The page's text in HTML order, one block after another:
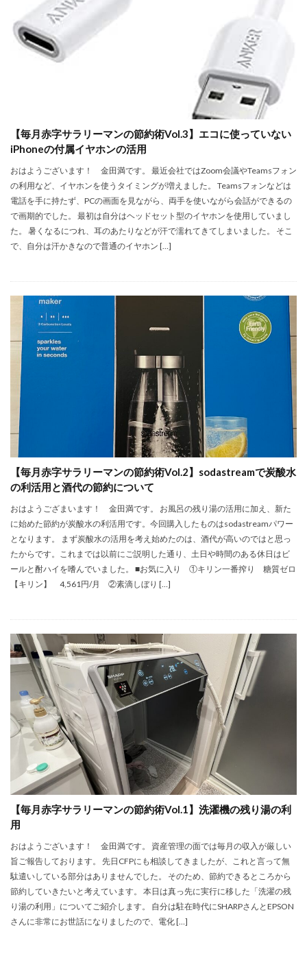
【毎月赤字サラリーマンの節約術Vol.3】エコに使っていない
iPhoneの付属イヤホンの活用
おはようございます！ 金田満です。 最近会社ではZoom会議やTeamsフォン
の利用など、イヤホンを使うタイミングが増えました。 Teamsフォンなどは
電話を手に持たず、PCの画面を見ながら、両手を使いながら会話ができるの
で画期的でした。 最初は自分はヘッドセット型のイヤホンを使用していまし
た。 暑くなるにつれ、耳のあたりなどが汗で濡れてきてしまいました。 そこ
で、自分は汗かきなので普通のイヤホン […]
【毎月赤字サラリーマンの節約術Vol.2】sodastreamで炭酸水
の利活用と酒代の節約について
おはようござまいます！ 金田満です。 お風呂の残り湯の活用に加え、新た
に始めた節約が炭酸水の利活用です。今回購入したものはsodastreamパワー
となります。 まず炭酸水の活用を考え始めたのは、酒代が高いのではと思っ
たからです。これまでは以前にご説明した通り、土日や時間のある休日はビ
ールと酎ハイを嗜んでいました。 ■お気に入り ①キリン一番搾り 糖質ゼロ
【キリン】 4,561円/月 ②素滴しぼり […]
【毎月赤字サラリーマンの節約術Vol.1】洗濯機の残り湯の利
用
おはようございます！ 金田満です。 資産管理の面では毎月の収入が厳しい
旨ご報告しております。 先日CFPにも相談してきましたが、これと言って無
駄遣いしている部分はありませんでした。 そのため、節約できるところから
節約していきたいと考えています。 本日は真っ先に実行に移した「洗濯の残
り湯の利用」についてご紹介します。 自分は駐在時代にSHARPさんとEPSON
さんに非常にお世話になりましたので、電化 […]